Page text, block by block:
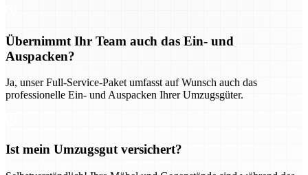
Übernimmt Ihr Team auch das Ein- und
Auspacken?
Ja, unser Full-Service-Paket umfasst auf Wunsch auch das
professionelle Ein- und Auspacken Ihrer Umzugsgüter.
Ist mein Umzugsgut versichert?